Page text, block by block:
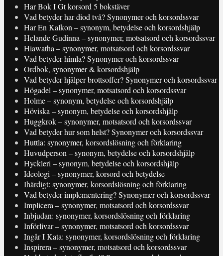
Har Bok I Gt korsord 5 bokstäver
Vad betyder har diod två? Synonymer och korsordssvar
Har En Kalkon – synonym, betydelse och korsordshjälp
Helande Gudinna – synonymer, motsatsord och korsordssvar
Hiawatha – synonymer, motsatsord och korsordssvar
Vad betyder himla? Synonymer och korsordssvar
Ordbok, synonymer & korsordshjälp
Vad betyder hjälper brottsoffer? Synonymer och korsordssvar
Högadel – synonymer, motsatsord och korsordssvar
Holme – synonym, betydelse och korsordshjälp
Höviska – synonym, betydelse och korsordshjälp
Huggkrok – synonymer, motsatsord och korsordssvar
Vad betyder hur som helst? Synonymer och korsordssvar
Huttla: synonymer, korsordslösning och förklaring
Huvudperson – synonym, betydelse och korsordshjälp
Hyckleri – synonym, betydelse och korsordshjälp
Ideologi – synonymer, korsord och betydelse
Ihärdigt: synonymer, korsordslösning och förklaring
Vad betyder implementering? Synonymer och korsordssvar
Implicera – synonymer, motsatsord och korsordssvar
Inbjudan: synonymer, korsordslösning och förklaring
Införlivar – synonymer, motsatsord och korsordssvar
Ingår I Kata: synonymer, korsordslösning och förklaring
Inspirera – synonymer, motsatsord och korsordssvar